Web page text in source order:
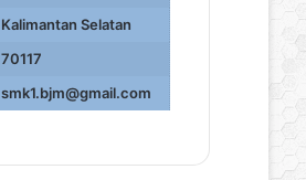
Kalimantan Selatan
70117
smk1.bjm@gmail.com